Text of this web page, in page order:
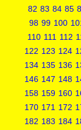
82 83 84 85
98 99 100
110 111 112
122 123 124
134 135 136
146 147 148
158 159 160
170 171 172
182 183 184